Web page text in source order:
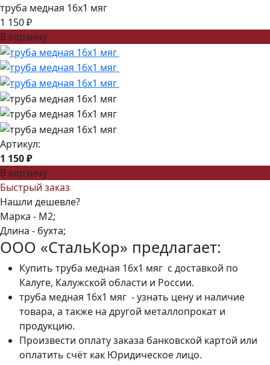
труба медная 16x1 мяг
1 150 ₽
В корзину
Артикул:
1 150 ₽
В корзину
Быстрый заказ
Нашли дешевле?
Марка - М2;
Длина - бухта;
ООО «СтальКор» предлагает:
Купить труба медная 16x1 мяг с доставкой по
Калуге, Калужской области и России.
труба медная 16x1 мяг - узнать цену и наличие
товара, а также на другой металлопрокат и
продукцию.
Произвести оплату заказа банковской картой или
оплатить счёт как Юридическое лицо.